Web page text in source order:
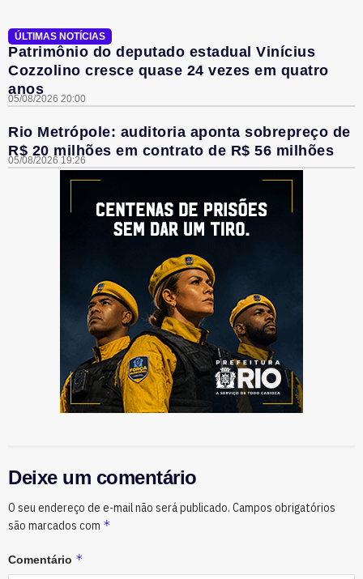
ÚLTIMAS NOTÍCIAS
Patrimônio do deputado estadual Vinícius
Cozzolino cresce quase 24 vezes em quatro
anos
05/08/2026 20:00
Rio Metrópole: auditoria aponta sobrepreço de
R$ 20 milhões em contrato de R$ 56 milhões
05/08/2026 19:26
Deixe um comentário
O seu endereço de e-mail não será publicado. Campos obrigatórios
são marcados com *
Comentário *